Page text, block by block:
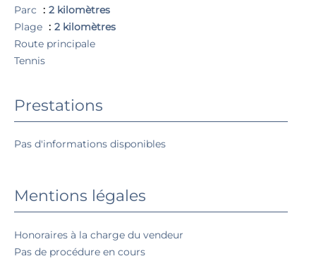
Parc
2 kilomètres
Plage
2 kilomètres
Route principale
Tennis
Prestations
Pas d'informations disponibles
Mentions légales
Honoraires à la charge du vendeur
Pas de procédure en cours